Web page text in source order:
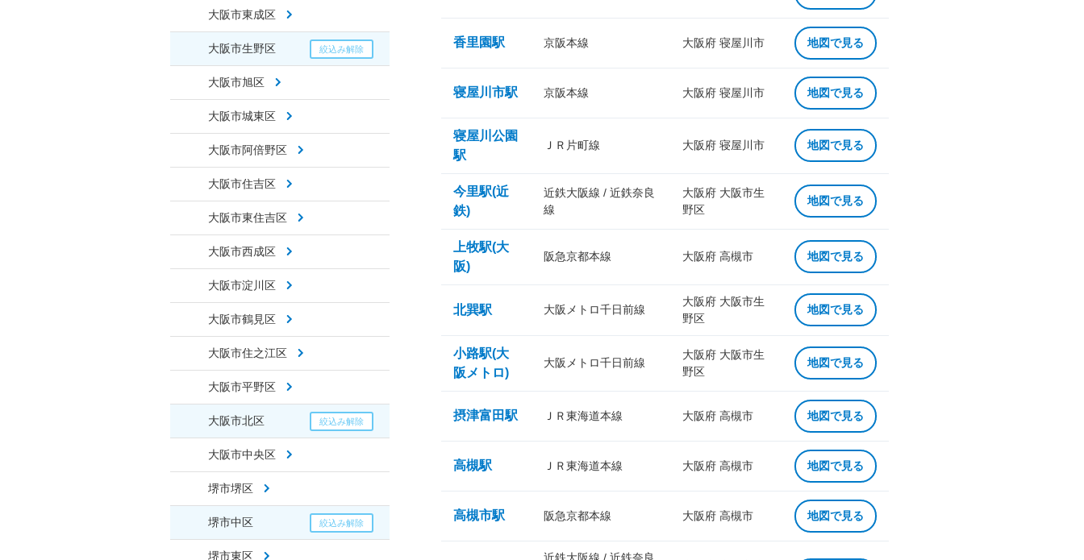
大阪市東成区
大阪市生野区
大阪市旭区
大阪市城東区
大阪市阿倍野区
大阪市住吉区
大阪市東住吉区
大阪市西成区
大阪市淀川区
大阪市鶴見区
大阪市住之江区
大阪市平野区
大阪市北区
大阪市中央区
堺市堺区
堺市中区
堺市東区
香里園駅 京阪本線 大阪府 寝屋川市 地図で見る
寝屋川市駅 京阪本線 大阪府 寝屋川市 地図で見る
寝屋川公園
駅
ＪＲ片町線 大阪府 寝屋川市 地図で見る
今里駅(近
鉄)
近鉄大阪線 / 近鉄奈良
線
大阪府 大阪市生
野区
地図で見る
上牧駅(大
阪)
阪急京都本線 大阪府 高槻市 地図で見る
北巽駅 大阪メトロ千日前線
大阪府 大阪市生
野区
地図で見る
小路駅(大
阪メトロ)
大阪メトロ千日前線
大阪府 大阪市生
野区
地図で見る
摂津富田駅 ＪＲ東海道本線 大阪府 高槻市 地図で見る
高槻駅 ＪＲ東海道本線 大阪府 高槻市 地図で見る
高槻市駅 阪急京都本線 大阪府 高槻市 地図で見る